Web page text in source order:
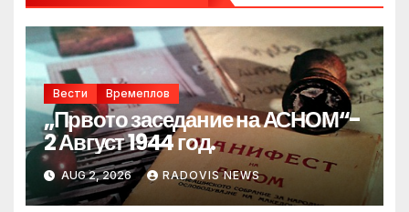
Вести Времеплов
„Првото заседание на АСНОМ“-
2 Август 1944 год.
AUG 2, 2026 RADOVIS NEWS